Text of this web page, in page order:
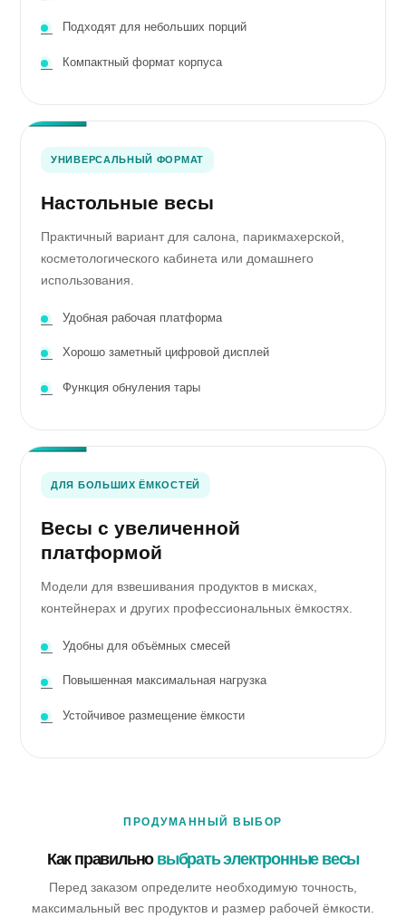
Подходят для небольших порций
Компактный формат корпуса
УНИВЕРСАЛЬНЫЙ ФОРМАТ
Настольные весы
Практичный вариант для салона, парикмахерской,
косметологического кабинета или домашнего
использования.
Удобная рабочая платформа
Хорошо заметный цифровой дисплей
Функция обнуления тары
ДЛЯ БОЛЬШИХ ЁМКОСТЕЙ
Весы с увеличенной
платформой
Модели для взвешивания продуктов в мисках,
контейнерах и других профессиональных ёмкостях.
Удобны для объёмных смесей
Повышенная максимальная нагрузка
Устойчивое размещение ёмкости
ПРОДУМАННЫЙ ВЫБОР
Как правильно выбрать электронные весы
Перед заказом определите необходимую точность,
максимальный вес продуктов и размер рабочей ёмкости.